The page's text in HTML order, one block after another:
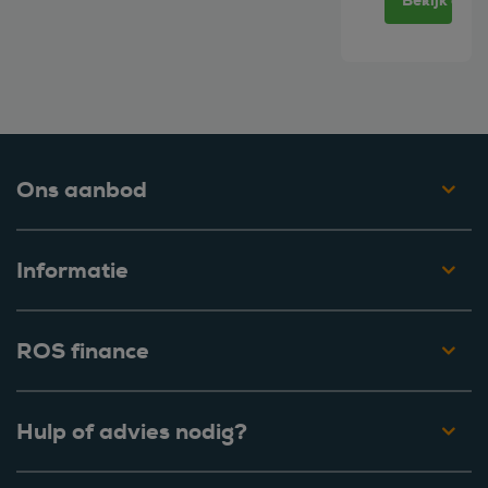
Ons aanbod
Informatie
ROS finance
Hulp of advies nodig?